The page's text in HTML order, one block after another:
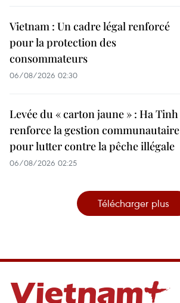
Vietnam : Un cadre légal renforcé
pour la protection des
consommateurs
06/08/2026 02:30
Levée du « carton jaune » : Ha Tinh
renforce la gestion communautaire
pour lutter contre la pêche illégale
06/08/2026 02:25
Télécharger plus